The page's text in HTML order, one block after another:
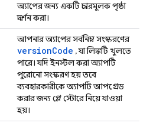
অ্যাপের জন্য একটি প্রচারমূলক পৃষ্ঠা
প্রদর্শন করা।
আপনার অ্যাপের সর্বনিম্ন সংস্করণের
versionCode , যা লিঙ্কটি খুলতে
পারে। যদি ইনস্টল করা অ্যাপটি
পুরোনো সংস্করণ হয়, তবে
ব্যবহারকারীকে অ্যাপটি আপগ্রেড
করার জন্য প্লে স্টোরে নিয়ে যাওয়া
হয়।